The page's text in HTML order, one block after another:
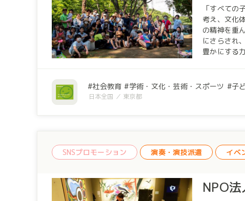
「すべて
考え、文化体
の精神を重
にさらされ
豊かにする
事なども大
るようにな
思います。
社会教育 学術・文化・芸術・スポーツ 子
日本全国 東京都
SNSプロモーション 演奏・演技派遣 イベ
NPO